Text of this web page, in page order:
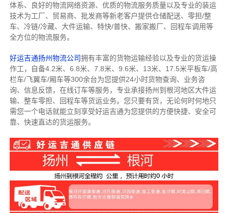
体系、良好的物流网络资源、优质的物流服务质量以及专业的装运
技术为工厂、贸易商、批发商等新老客户提供仓储配送、零担/整
车、冷链/冷藏、大件运输、特快/普快、搬家搬厂、回程车调用等
全方位的物流服务。
好运吉通扬州物流公司拥有丰富的货物运输经验以及专业的货运操
作工，自备4.2米、6.8米、7.8米、9.6米、13米、17.5米平板车/高
栏车/飞翼车/厢车等300余台为您提供24小时货物查询、业务咨
询、信息反馈，在线订车等服务， 专业承接扬州到根河地区大件运
输、整车零担、回程车等货运业务。 您只要有货，无论何时何地只
需您一个电话就能立刻享受好运吉通为您提供的方便快捷、安全可
靠、快速直达的货运服务。